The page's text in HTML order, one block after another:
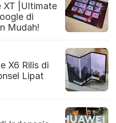
XT |Ultimate
di
Mudah!
X6 Rilis di
Lipat